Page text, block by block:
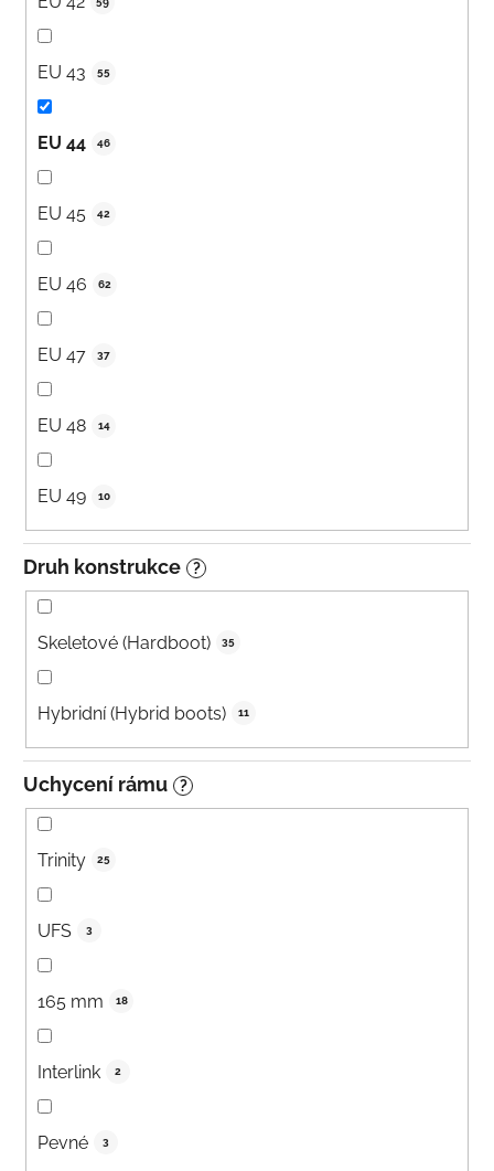
EU 43 55
EU 44 46
EU 45 42
EU 46 62
EU 47 37
EU 48 14
EU 49 10
Druh konstrukce ?
Skeletové (Hardboot) 35
Hybridní (Hybrid boots) 11
Uchycení rámu ?
Trinity 25
UFS 3
165 mm 18
Interlink 2
Pevné 3